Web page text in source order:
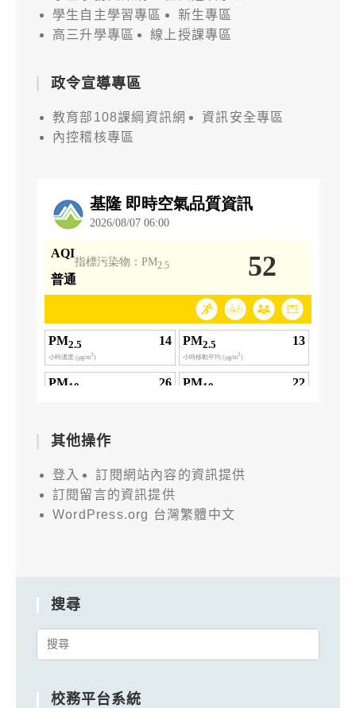
學生自主學習專區
新生專區
高三升學專區
線上授課專區
政令宣導專區
教育部108課綱資訊網
資訊安全專區
內控稽核專區
其他操作
登入
訂閱網站內容的資訊提供
訂閱留言的資訊提供
WordPress.org 台灣繁體中文
搜尋
Search
校務平台系統